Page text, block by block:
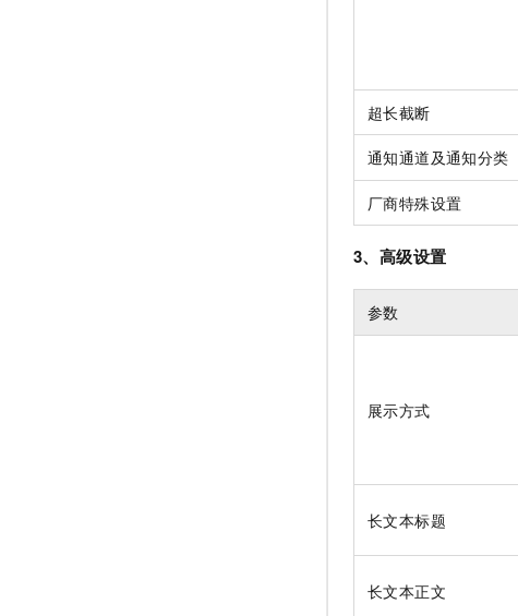
超长截断
通知通道及通知分类
厂商特殊设置
3、高级设置
参数
展示方式
长文本标题
长文本正文